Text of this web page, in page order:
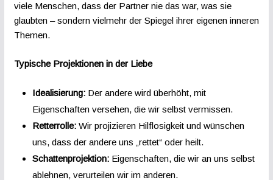
viele Menschen, dass der Partner nie das war, was sie
glaubten – sondern vielmehr der Spiegel ihrer eigenen inneren
Themen.
Typische Projektionen in der Liebe
Idealisierung:Der andere wird überhöht, mit
Eigenschaften versehen, die wir selbst vermissen.
Retterrolle:Wir projizieren Hilflosigkeit und wünschen
uns, dass der andere uns „rettet“ oder heilt.
Schattenprojektion:Eigenschaften, die wir an uns selbst
ablehnen, verurteilen wir im anderen.